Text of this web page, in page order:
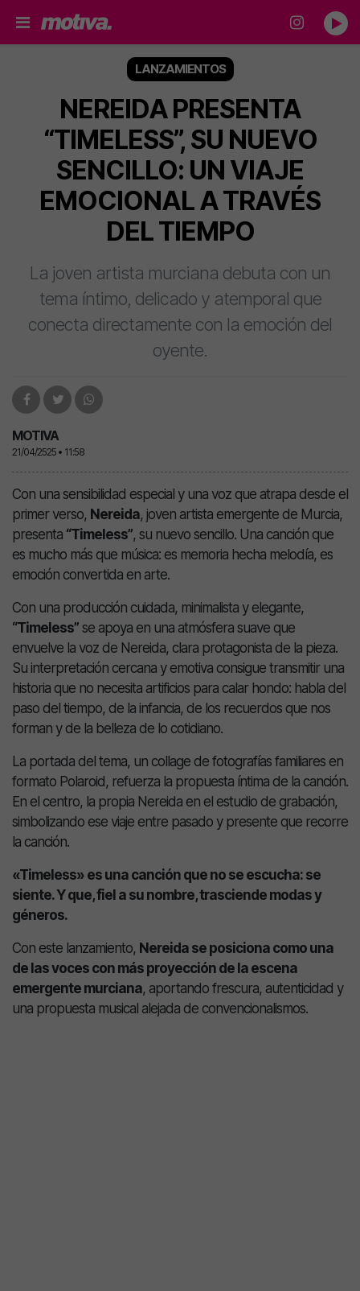
LANZAMIENTOS
NEREIDA PRESENTA
“TIMELESS”, SU NUEVO
SENCILLO: UN VIAJE
EMOCIONAL A TRAVÉS
DEL TIEMPO
La joven artista murciana debuta con un
tema íntimo, delicado y atemporal que
conecta directamente con la emoción del
oyente.
MOTIVA
21/04/2525 • 11:58
Con una sensibilidad especial y una voz que atrapa desde el
primer verso, Nereida, joven artista emergente de Murcia,
presenta “Timeless”, su nuevo sencillo. Una canción que
es mucho más que música: es memoria hecha melodía, es
emoción convertida en arte.
Con una producción cuidada, minimalista y elegante,
“Timeless” se apoya en una atmósfera suave que
envuelve la voz de Nereida, clara protagonista de la pieza.
Su interpretación cercana y emotiva consigue transmitir una
historia que no necesita artificios para calar hondo: habla del
paso del tiempo, de la infancia, de los recuerdos que nos
forman y de la belleza de lo cotidiano.
La portada del tema, un collage de fotografías familiares en
formato Polaroid, refuerza la propuesta íntima de la canción.
En el centro, la propia Nereida en el estudio de grabación,
simbolizando ese viaje entre pasado y presente que recorre
la canción.
«Timeless» es una canción que no se escucha: se
siente. Y que, fiel a su nombre, trasciende modas y
géneros.
Con este lanzamiento, Nereida se posiciona como una
de las voces con más proyección de la escena
emergente murciana, aportando frescura, autenticidad y
una propuesta musical alejada de convencionalismos.